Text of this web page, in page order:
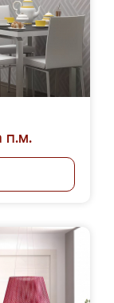
п.м.